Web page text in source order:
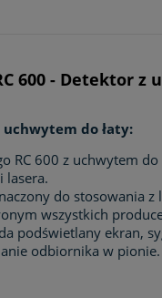
600 - Detektor z
do łaty:
RC 600 z uchwytem
lasera.
do stosowania
wszystkich
podświetlany ekran,
odbiornika w pionie.